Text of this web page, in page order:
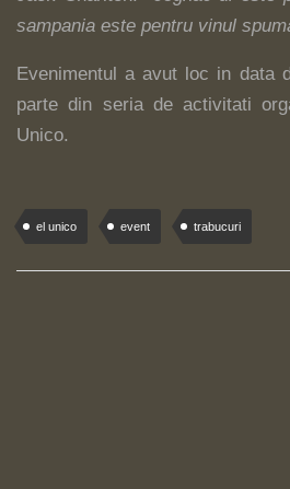
sampania este pentru vinul
Evenimentul a avut loc in data
parte din seria de activitati
Unico.
el unico event trabucuri